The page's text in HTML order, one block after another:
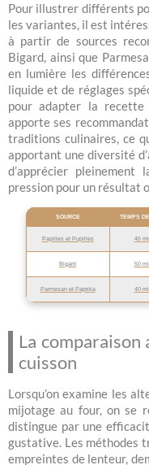
Pour illustrer différents
les variantes, il est
à partir de sources
Bigard, ainsi que
en lumière les
liquide et de réglages
pour adapter la recette
apporte ses
traditions culinaires, ce
apportant une diversité
d’apprécier
pression pour un résultat
SOURCE TEMPS
Papilles et Pupilles 45
Bigard 50
Parmesan et Paprika 40
La comparaison
cuisson
Lorsqu’on examine les
mijotage au four, on se
distingue par une
gustative. Les méthodes
empreintes de lenteur,